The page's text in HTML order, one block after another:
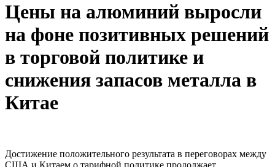
Цены на алюминий выросли
на фоне позитивных решений
в торговой политике и
снижения запасов металла в
Китае
Достижение положительного результата в переговорах между
США и Китаем о тарифной политике продолжает